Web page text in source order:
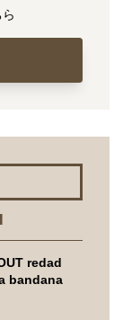
redad
bandana